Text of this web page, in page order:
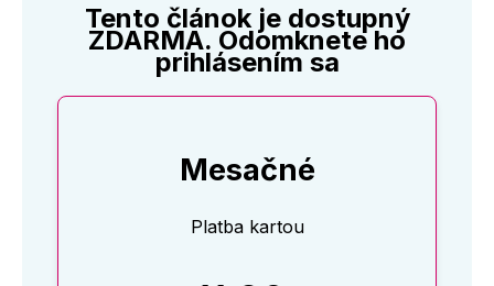
Tento článok je dostupný
ZDARMA. Odomknete ho
prihlásením sa
Mesačné
Platba kartou